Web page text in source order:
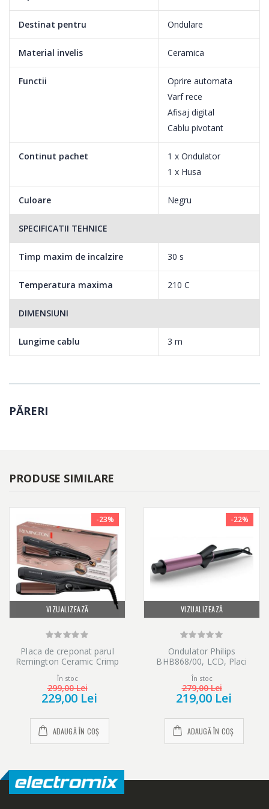
Destinat pentru Ondulare
Material invelis Ceramica
Functii
Oprire automata
Varf rece
Afisaj digital
Cablu pivotant
Continut pachet
1 x Ondulator
1 x Husa
Culoare Negru
SPECIFICATII TEHNICE
Timp maxim de incalzire 30 s
Temperatura maxima 210 C
DIMENSIUNI
Lungime cablu 3 m
PĂRERI
PRODUSE SIMILARE
VIZUALIZEAZĂ
-23%
Placa de creponat parul
Remington Ceramic Crimp
turmalina, 150-220 C, Negru
În stoc
299,00 Lei
229,00 Lei
ADAUGĂ ÎN COȘ
VIZUALIZEAZĂ
-22%
Ondulator Philips
BHB868/00, LCD, Placi
200°C, Incalzire in 60 sec,
Bara 32mm, Tehnologie
SplitStop, Oprire automata,
În stoc
279,00 Lei
219,00 Lei
ADAUGĂ ÎN COȘ